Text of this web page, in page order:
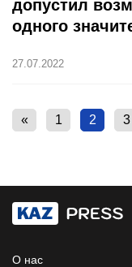
27.07.2022
допустил
одного
« 1 2 3
О нас